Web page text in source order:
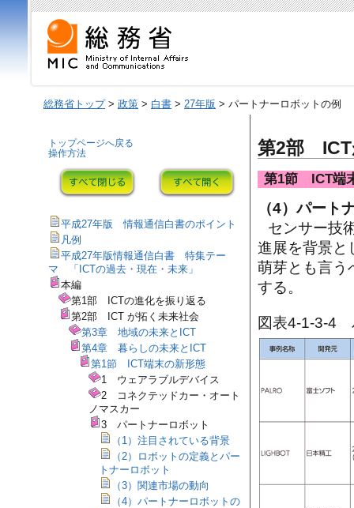
総務省トップ> 政策 > 白書 > 27年版 > パートナーロボットの例
第2部 ICT
第1節 ICT端
（4）パート
センサー技
進展を背景と
萌芽とも言う
する。
図表4-1-3-4
トップページへ戻る
操作方法
平成27年版 情報通信白書のポイント
凡例
平成27年版情報通信白書 特集テー
マ 「ICTの過去・現在・未来」
本編
第1部 ICTの進化を振り返る
第2部 ICT が拓く未来社会
第3章 地域の未来とICT
第4章 暮らしの未来とICT
第1節 ICT端末の新形態
1 ウェアラブルデバイス
2 コネクテッドカー・オート
ノマスカー
3 パートナーロボット
（1）注目されている背景
（2）ロボットの定義とパー
トナーロボット
（3）関連市場の動向
（4）パートナーロボットの